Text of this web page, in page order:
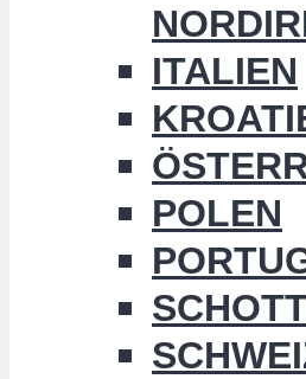
ITALIEN
POLEN